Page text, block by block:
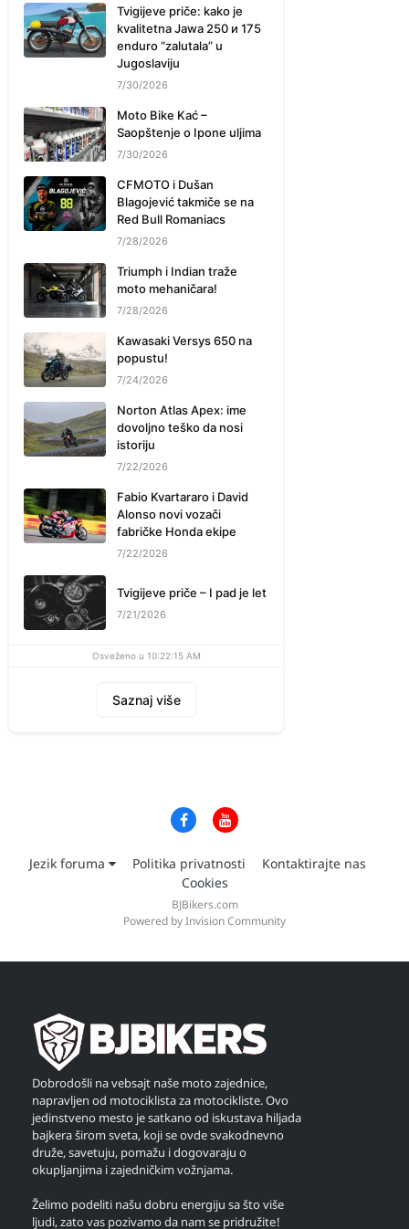
Tvigijeve priče: kako je
kvalitetna Jawa 250 и 175
enduro “zalutala” u
Jugoslaviju
7/30/2026
Moto Bike Kać –
Saopštenje o Ipone uljima
7/30/2026
CFMOTO i Dušan
Blagojević takmiče se na
Red Bull Romaniacs
7/28/2026
Triumph i Indian traže
moto mehaničara!
7/28/2026
Kawasaki Versys 650 na
popustu!
7/24/2026
Norton Atlas Apex: ime
dovoljno teško da nosi
istoriju
7/22/2026
Fabio Kvartararo i David
Alonso novi vozači
fabričke Honda ekipe
7/22/2026
Tvigijeve priče – I pad je let
7/21/2026
Osveženo u 10:22:15 AM
Saznaj više
Jezik foruma Politika privatnosti
Kontaktirajte nas
Cookies
BJBikers.com
Powered by Invision Community
Dobrodošli na vebsajt naše moto zajednice,
napravljen od motociklista za motocikliste. Ovo
jedinstveno mesto je satkano od iskustava hiljada
bajkera širom sveta, koji se ovde svakodnevno
druže, savetuju, pomažu i dogovaraju o
okupljanjima i zajedničkim vožnjama.
Želimo podeliti našu dobru energiju sa što više
ljudi, zato vas pozivamo da nam se pridružite!